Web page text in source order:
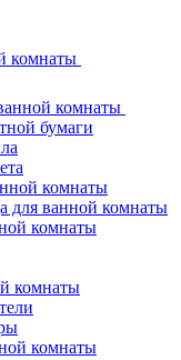
комнаты
комнаты
бумаги
комнаты
для ванной комнаты
комнаты
комнаты
комнаты